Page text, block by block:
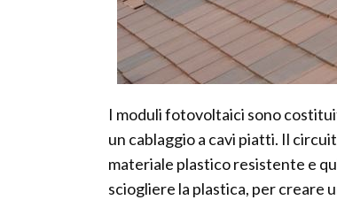
I moduli fotovoltaici sono
un cablaggio a cavi piatti. Il
materiale plastico resistente e
sciogliere la plastica, per creare